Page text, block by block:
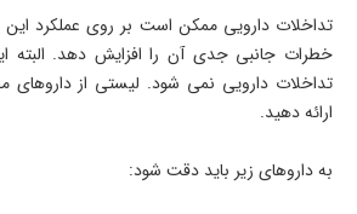
تداخلات دارویی ممکن است بر روی عملکرد این
خطرات جانبی جدی آن را افزایش دهد. البته
تداخلات دارویی نمی شود. لیستی از
ارائه دهید.
به داروهای زیر باید دقت شود: